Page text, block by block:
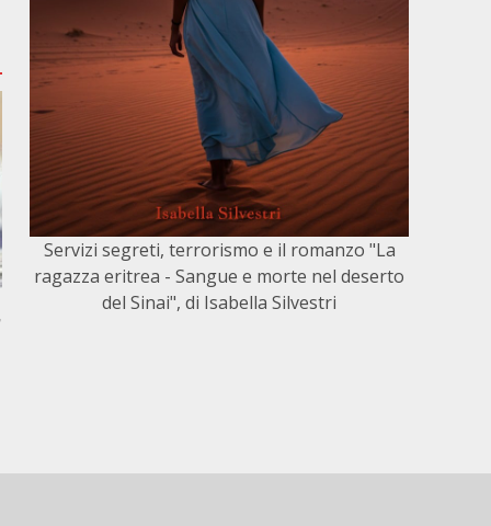
Servizi segreti, terrorismo e il romanzo "La
ragazza eritrea - Sangue e morte nel deserto
del Sinai", di Isabella Silvestri